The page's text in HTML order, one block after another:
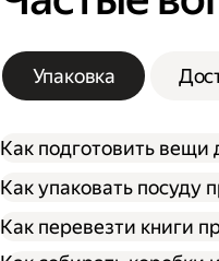
Упаковка
Как подготовить вещи
Сначала
обувь и одежду,
Как упаковать посуду
Застелите дно
синтепоном или
Как перевезти книги